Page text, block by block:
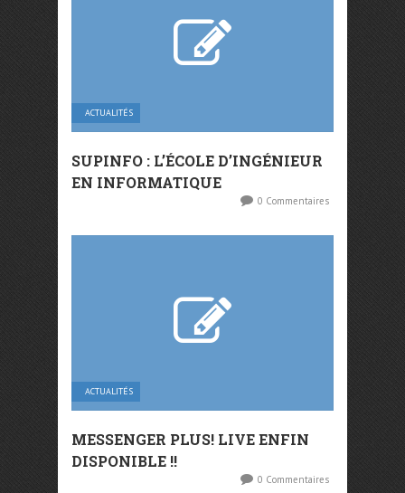
ACTUALITÉS
SUPINFO : L’ÉCOLE D’INGÉNIEUR
EN INFORMATIQUE
0 Commentaires
ACTUALITÉS
MESSENGER PLUS! LIVE ENFIN
DISPONIBLE !!
0 Commentaires